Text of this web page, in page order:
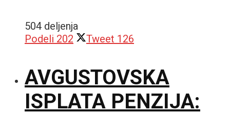
504 deljenja
Podeli 202 Tweet 126
AVGUSTOVSKA
ISPLATA PENZIJA: